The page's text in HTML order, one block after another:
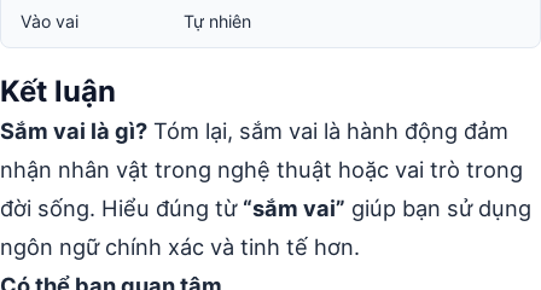
Vào vai Tự nhiên
Kết luận
Sắm vai là gì? Tóm lại, sắm vai là hành động đảm
nhận nhân vật trong nghệ thuật hoặc vai trò trong
đời sống. Hiểu đúng từ “sắm vai” giúp bạn sử dụng
ngôn ngữ chính xác và tinh tế hơn.